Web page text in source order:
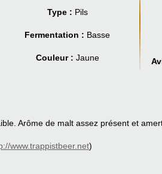
Type : Pils
Fermentation : Basse
Couleur : Jaune
Arôme de malt assez présent et
www.trappistbeer.net)